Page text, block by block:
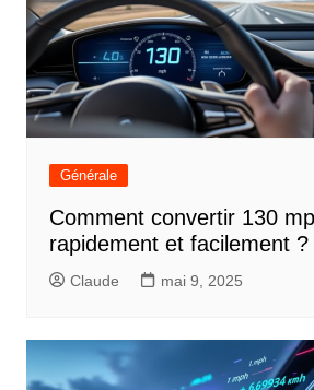
Générale
Comment convertir 130
rapidement et facilement ?
Claude mai 9, 2025